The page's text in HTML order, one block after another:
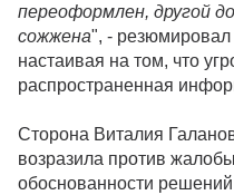
переоформлен, другой
сожжена", - резюмировал
настаивая на том, что
распространенная
Сторона Виталия
возразила против
обоснованности